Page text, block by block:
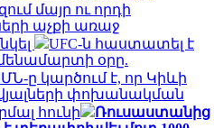
մայր ու որդի
աչքի առաջ
UFC-ն հաստատել է
օրը.
ը կարծում է, որ Կիևի
փոխանակման
հունի
Ռուսաստանից